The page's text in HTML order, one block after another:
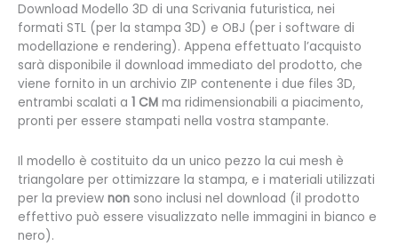
Download Modello 3D di una Scrivania futuristica, nei
formati STL (per la stampa 3D) e OBJ (per i software di
modellazione e rendering). Appena effettuato l’acquisto
sarà disponibile il download immediato del prodotto, che
viene fornito in un archivio ZIP contenente i due files 3D,
entrambi scalati a 1 CM ma ridimensionabili a piacimento,
pronti per essere stampati nella vostra stampante.
Il modello è costituito da un unico pezzo la cui mesh è
triangolare per ottimizzare la stampa, e i materiali utilizzati
per la preview non sono inclusi nel download (il prodotto
effettivo può essere visualizzato nelle immagini in bianco e
nero).